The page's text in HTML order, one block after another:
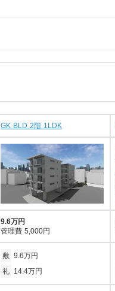
GK BLD 2階 1LDK
9.6万円
管理費 5,000円
敷 9.6万円
礼 14.4万円